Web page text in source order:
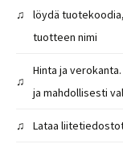
♫
löydä
tuotteen nimi
♫
Hinta ja
ja mahdollisesti
♫ Lataa